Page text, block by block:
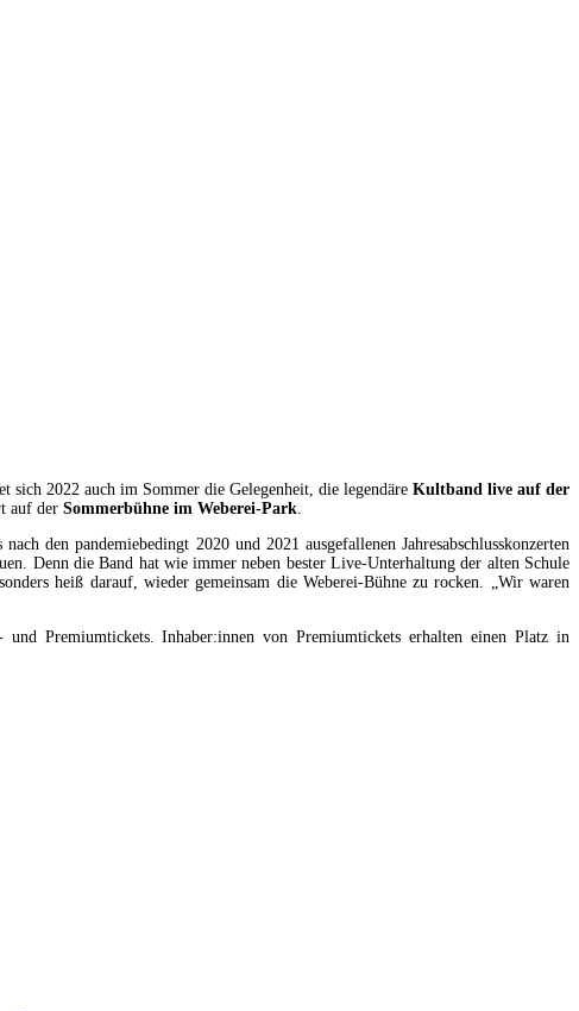
sich 2022 auch im Sommer die Gelegenheit, die legendäre Kultband live auf der
auf der Sommerbühne im Weberei-Park
den pandemiebedingt 2020 und 2021 ausgefallenen Jahresabschlusskonzerten
Denn die Band hat wie immer neben bester Live-Unterhaltung der alten Schule
heiß darauf, wieder gemeinsam die Weberei-Bühne zu rocken. „Wir waren
Premiumtickets. Inhaber:innen von Premiumtickets erhalten einen Platz in